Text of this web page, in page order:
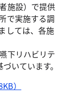
施設）で提供
で実施する調
しては、各施
下リハビリテ
いています。
）